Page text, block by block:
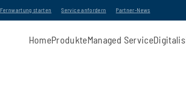
Fernwartung starten Service anfordern Partner-News
HomeProdukteManaged Service